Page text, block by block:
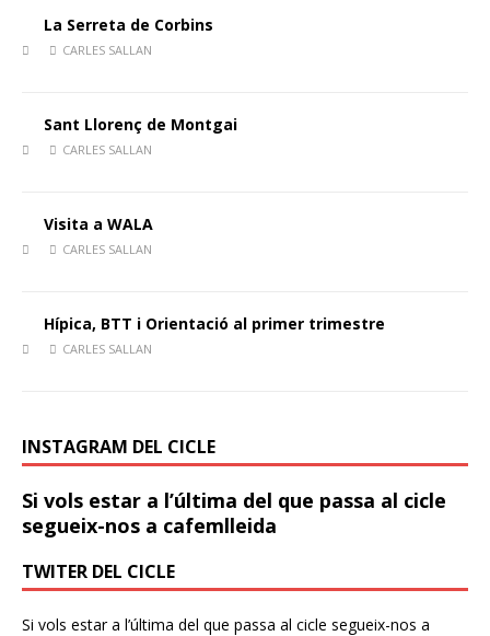
La Serreta de Corbins
CARLES SALLAN
Sant Llorenç de Montgai
CARLES SALLAN
Visita a WALA
CARLES SALLAN
Hípica, BTT i Orientació al primer trimestre
CARLES SALLAN
INSTAGRAM DEL CICLE
Si vols estar a l’última del que passa al cicle
segueix-nos a cafemlleida
TWITER DEL CICLE
Si vols estar a l’última del que passa al cicle segueix-nos a